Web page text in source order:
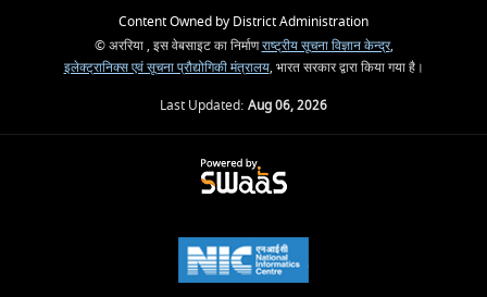
Content Owned by District Administration
© अररिया , इस वेबसाइट का निर्माणराष्ट्रीय सूचना विज्ञान केन्द्र,
इलेक्ट्रानिक्स एवं सूचना प्रौद्योगिकी मंत्रालय, भारत सरकार द्वारा किया गया है।
Last Updated: Aug 06, 2026